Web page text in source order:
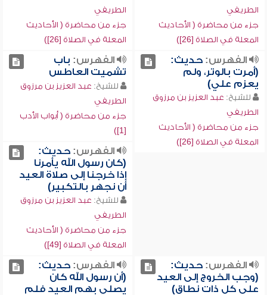
الطريفي
جزء من محاضرة ( الأحاديث
المعلة في الصلاة [26])
الطريفي
جزء من محاضرة ( الأحاديث
المعلة في الصلاة [26])
الفهرس:حديث:
(أمرت بالوتر، ولم
يعزم علي)
للشيخ: عبد العزيز بن مرزوق
الطريفي
جزء من محاضرة ( الأحاديث
المعلة في الصلاة [26])
الفهرس: باب
تشميت العاطس
للشيخ: عبد العزيز بن مرزوق
الطريفي
جزء من محاضرة ( أبواب الأدب
[1])
الفهرس:حديث:
(كان رسول الله يأمرنا
إذا خرجنا إلى صلاة العيد
أن نجهر بالتكبير)
للشيخ: عبد العزيز بن مرزوق
الطريفي
جزء من محاضرة ( الأحاديث
المعلة في الصلاة [49])
الفهرس:حديث:
(وجب الخروج إلى العيد
على كل ذات نطاق)
الفهرس:حديث:
(أن رسول الله كان
يصلي بهم العيد فلم